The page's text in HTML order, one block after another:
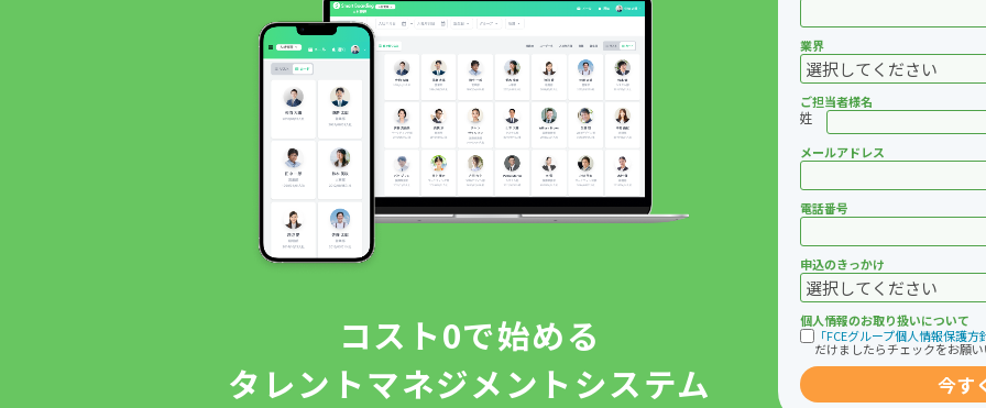
コスト0で始める
タレントマネジメントシステム
業界
ご担当者様名
姓
メールアドレス
電話番号
申込のきっかけ
個人情報のお取り扱いについて
「FCEグループ個人情報保護方
だけましたらチェックをお願い